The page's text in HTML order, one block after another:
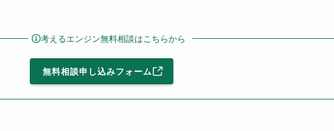
考えるエンジン無料相談はこちらから
無料相談申し込みフォーム